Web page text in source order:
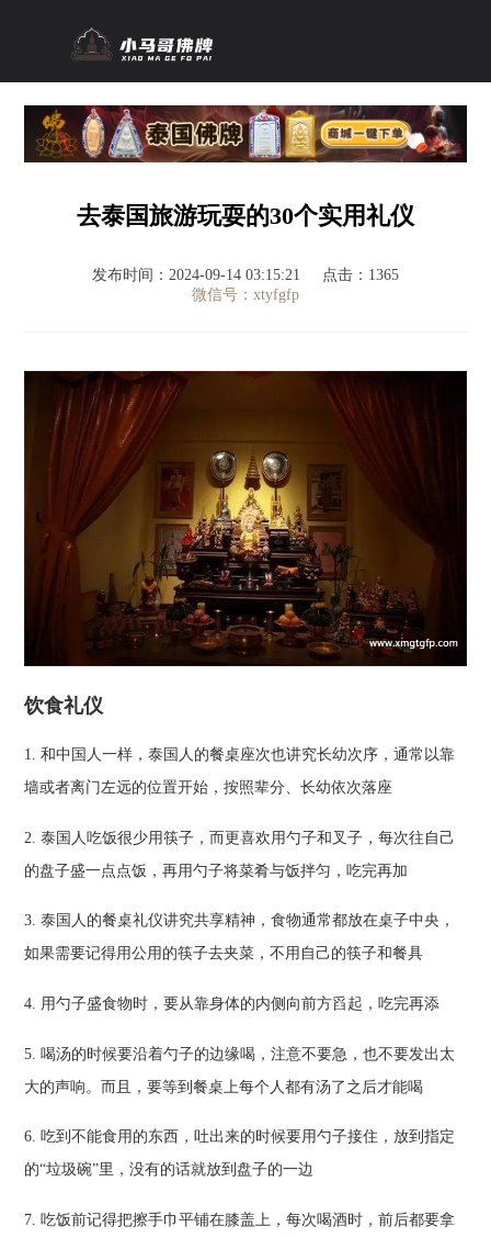
去泰国旅游玩耍的30个实用礼仪
发布时间：2024-09-14 03:15:21
点击：1365
微信号：xtyfgfp
饮食礼仪
1. 和中国人一样，泰国人的餐桌座次也讲究长幼次序，通常以靠
墙或者离门左远的位置开始，按照辈分、长幼依次落座
2. 泰国人吃饭很少用筷子，而更喜欢用勺子和叉子，每次往自己
的盘子盛一点点饭，再用勺子将菜肴与饭拌匀，吃完再加
3. 泰国人的餐桌礼仪讲究共享精神，食物通常都放在桌子中央，
如果需要记得用公用的筷子去夹菜，不用自己的筷子和餐具
4. 用勺子盛食物时，要从靠身体的内侧向前方舀起，吃完再添
5. 喝汤的时候要沿着勺子的边缘喝，注意不要急，也不要发出太
大的声响。而且，要等到餐桌上每个人都有汤了之后才能喝
6. 吃到不能食用的东西，吐出来的时候要用勺子接住，放到指定
的“垃圾碗”里，没有的话就放到盘子的一边
7. 吃饭前记得把擦手巾平铺在膝盖上，每次喝酒时，前后都要拿